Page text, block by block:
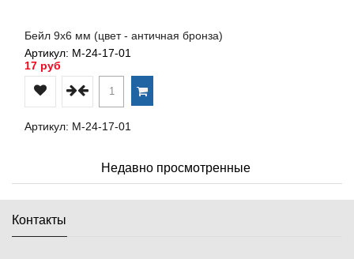
Бейл 9х6 мм (цвет - античная бронза)
Артикул: М-24-17-01
17 руб
Артикул: М-24-17-01
Недавно просмотренные
Контакты